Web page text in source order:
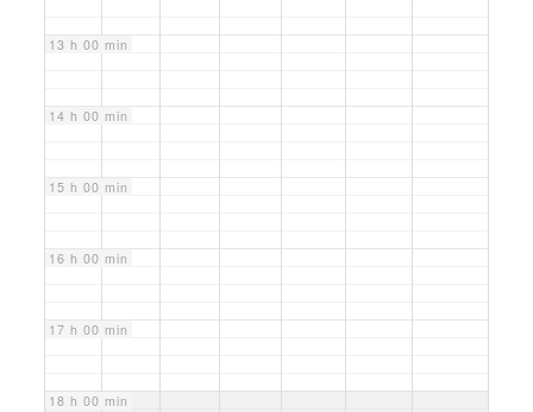
13 h 00 min
14 h 00 min
15 h 00 min
16 h 00 min
17 h 00 min
18 h 00 min